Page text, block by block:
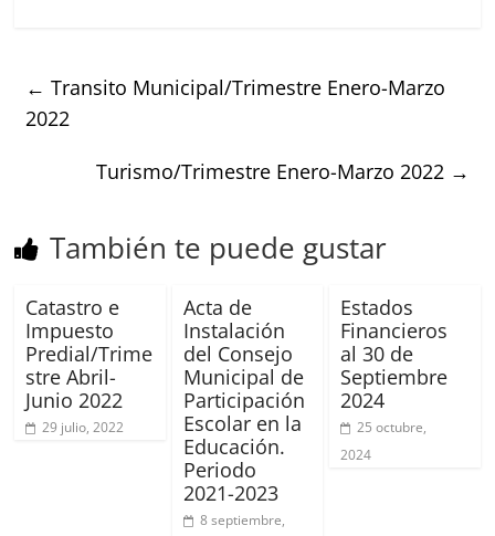
← Transito Municipal/Trimestre Enero-Marzo
2022
Turismo/Trimestre Enero-Marzo 2022 →
También te puede gustar
Catastro e
Impuesto
Predial/Trime
stre Abril-
Junio 2022
29 julio, 2022
Acta de
Instalación
del Consejo
Municipal de
Participación
Escolar en la
Educación.
Periodo
2021-2023
8 septiembre,
Estados
Financieros
al 30 de
Septiembre
2024
25 octubre,
2024